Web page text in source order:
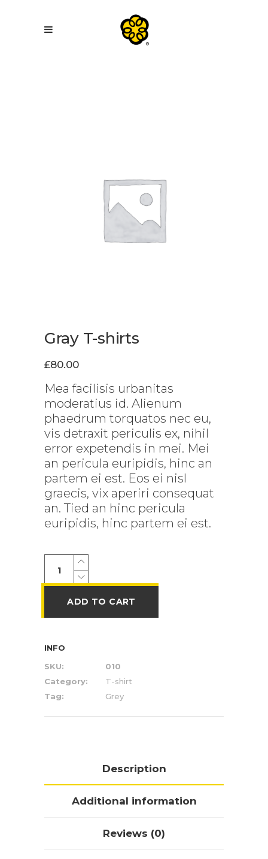
Gray T-shirts
£80.00
Mea facilisis urbanitas
moderatius id. Alienum
phaedrum torquatos nec eu,
vis detraxit periculis ex, nihil
error expetendis in mei. Mei
an pericula euripidis, hinc an
partem ei est. Eos ei nisl
graecis, vix aperiri consequat
an. Tied an hinc pericula
euripidis, hinc partem ei est.
ADD TO CART
INFO
SKU:
010
Category:
T-shirt
Tag:
Grey
Description
Additional information
Reviews (0)